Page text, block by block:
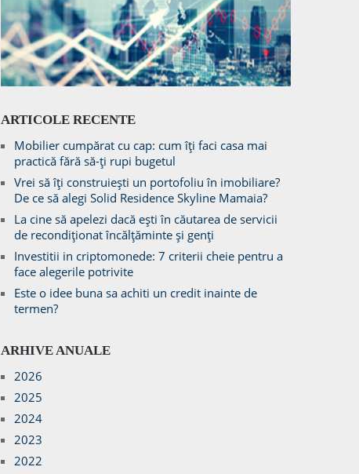
ARTICOLE RECENTE
Mobilier cumpărat cu cap: cum îți faci casa mai
practică fără să-ți rupi bugetul
Vrei să îți construiești un portofoliu în imobiliare?
De ce să alegi Solid Residence Skyline Mamaia?
La cine să apelezi dacă ești în căutarea de servicii
de recondiționat încălțăminte și genți
Investitii in criptomonede: 7 criterii cheie pentru a
face alegerile potrivite
Este o idee buna sa achiti un credit inainte de
termen?
ARHIVE ANUALE
2026
2025
2024
2023
2022